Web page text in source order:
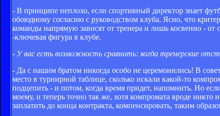
- В принципе неплохо, если спортивный директор знает
обоюдному согласию с руководством клуба. Ясно, что
команды напрямую зависят от тренера и лишь косвенно - от
-ключевая фигура в клубе.
- У вас есть возможность сравнить: когда тренерские
- Да с нашим братом никогда особо не церемонились! В
место в турнирной таблице, сколько искали какой-то
подцепить - и потом, когда время придет, напомнить. Но
моему, и теперь точно так же, хотя компромата вроде никто
заплатить до конца контракта, компенсировать, таким